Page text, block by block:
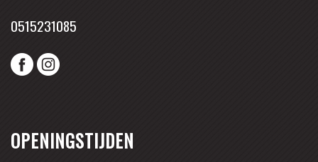
0515231085
OPENINGSTIJDEN